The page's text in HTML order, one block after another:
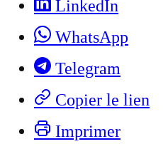
LinkedIn
WhatsApp
Telegram
Copier le lien
Imprimer